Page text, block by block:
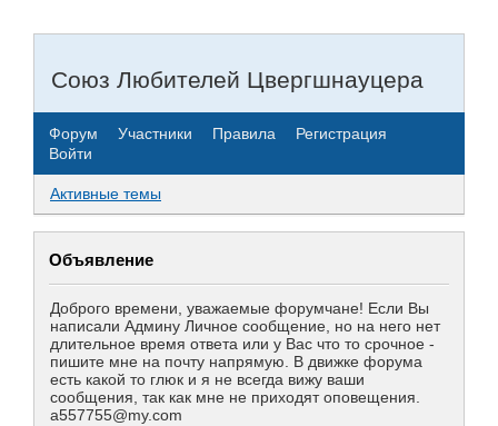
Союз Любителей Цвергшнауцера
Форум Участники Правила
Регистрация
Войти
Активные темы
Объявление
Доброго времени, уважаемые форумчане! Если Вы
написали Админу Личное сообщение, но на него нет
длительное время ответа или у Вас что то срочное -
пишите мне на почту напрямую. В движке форума
есть какой то глюк и я не всегда вижу ваши
сообщения, так как мне не приходят оповещения.
a557755@my.com